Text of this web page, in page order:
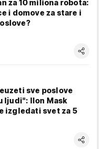
za 10 miliona robota:
i domove za stare i
sve poslove
ljudi": Ilon Mask
izgledati svet za 5